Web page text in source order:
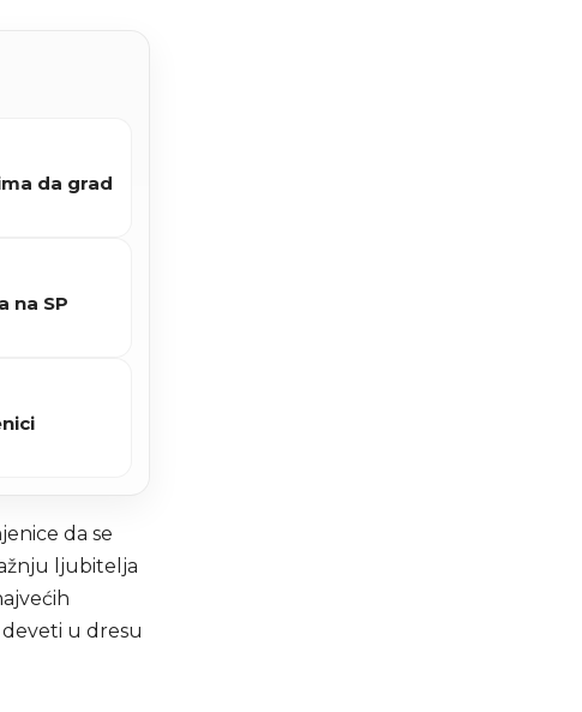
da grad
na SP
da se
ljubitelja
u dresu